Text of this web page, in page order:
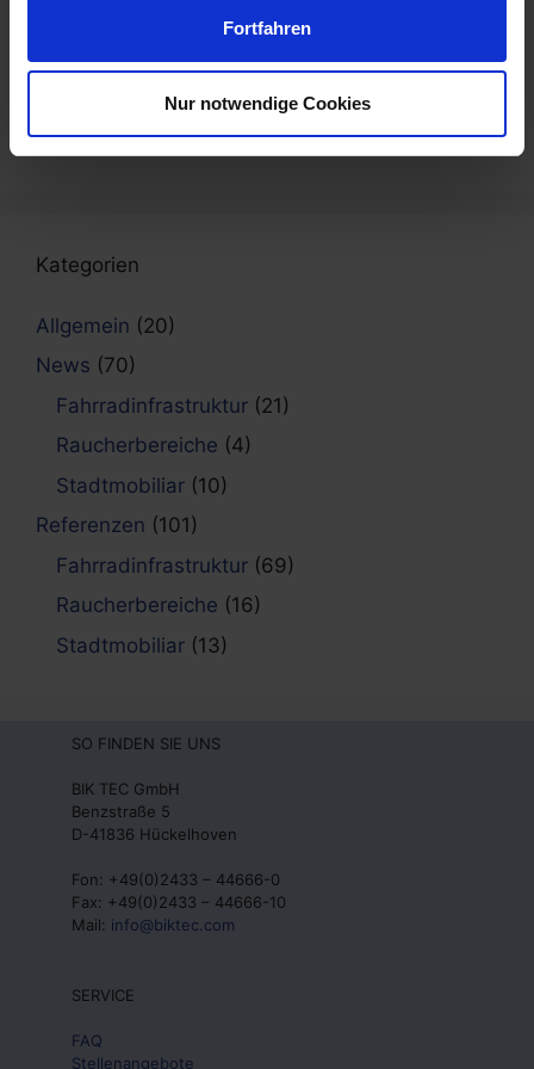
Fortfahren
Nur notwendige Cookies
6. Mai 2026
Kategorien
Allgemein (20)
News (70)
Fahrradinfrastruktur (21)
Raucherbereiche (4)
Stadtmobiliar (10)
Referenzen (101)
Fahrradinfrastruktur (69)
Raucherbereiche (16)
Stadtmobiliar (13)
SO FINDEN SIE UNS
BIK TEC GmbH
Benzstraße 5
D-41836 Hückelhoven
Fon: +49(0)2433 – 44666-0
Fax: +49(0)2433 – 44666-10
Mail: info@biktec.com
SERVICE
FAQ
Stellenangebote